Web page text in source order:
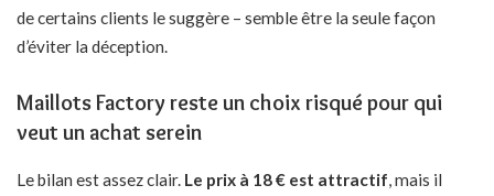
de certains clients le suggère – semble être la seule façon
d’éviter la déception.
Maillots Factory reste un choix risqué pour qui
veut un achat serein
Le bilan est assez clair. Le prix à 18 € est attractif , mais il